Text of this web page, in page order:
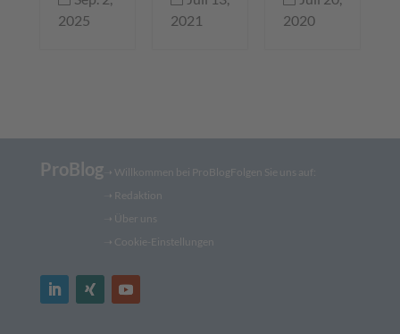
2025
2021
2020
ProBlog➝ Willkommen bei ProBlog
➝ Redaktion
➝ Über uns
➝ Cookie-Einstellungen
Folgen Sie uns auf: